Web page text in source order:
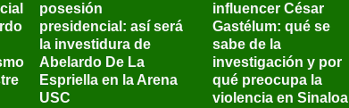
posesión
presidencial: así será
la investidura de
Abelardo De La
Espriella en la Arena
USC
influencer César
Gastélum: qué se
sabe de la
investigación y por
qué preocupa la
violencia en Sinaloa